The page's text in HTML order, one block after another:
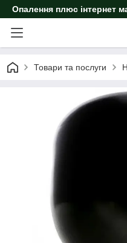
Опалення плюс інтернет
Товари та послуги